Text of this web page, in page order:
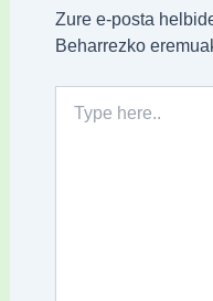
Zure e-posta
Beharrezko
here..